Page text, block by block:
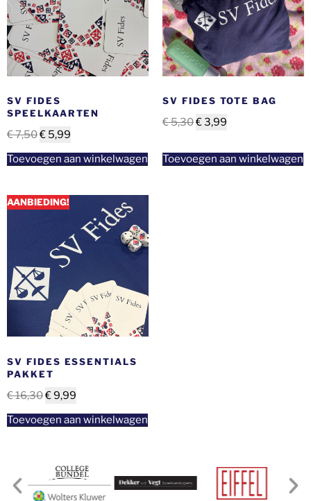
SV FIDES
SPEELKAARTEN
€7,50€ 5,99
Toevoegen aan winkelwagen
SV FIDES TOTE BAG
€5,30€3,99
Toevoegen aan winkelwagen
AANBIEDING!
SV FIDES ESSENTIALS
PAKKET
€16,30€9,99
Toevoegen aan winkelwagen